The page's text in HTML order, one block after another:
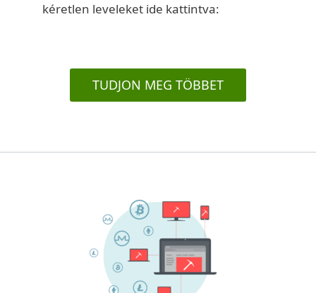
kéretlen leveleket ide kattintva:
TUDJON MEG TÖBBET